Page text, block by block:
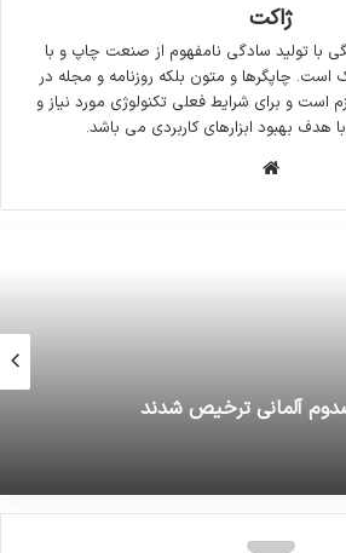
ژاکت
با تولید سادگی نامفهوم از صنعت چاپ و با
است. چاپگرها و متون بلکه روزنامه و مجله در
است و برای شرایط فعلی تکنولوژی مورد نیاز و
هدف بهبود ابزارهای کاربردی می باشد.
آلمانی ترخیص شدند